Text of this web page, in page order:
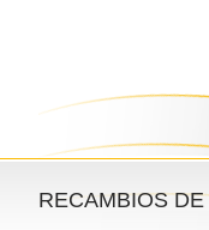
RECAMBIOS